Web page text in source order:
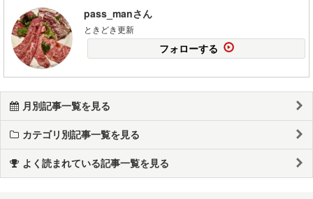
pass_manさん
ときどき更新
フォローする
月別記事一覧を見る
カテゴリ別記事一覧を見る
よく読まれている記事一覧を見る